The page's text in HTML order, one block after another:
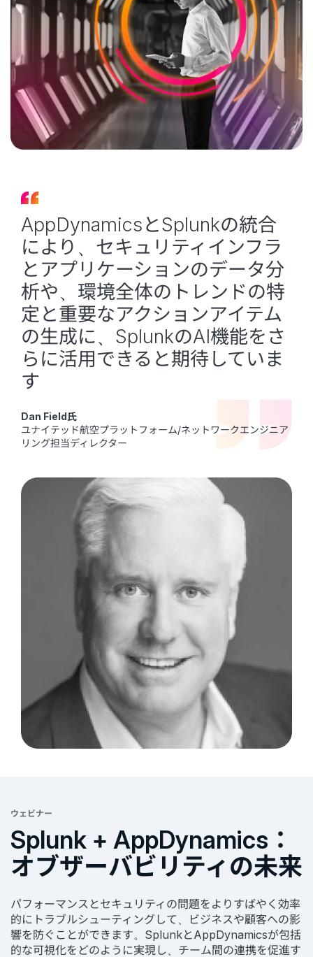
AppDynamicsとSplunkの統合
により、セキュリティインフラ
とアプリケーションのデータ分
析や、環境全体のトレンドの特
定と重要なアクションアイテム
の生成に、SplunkのAI機能をさ
らに活用できると期待していま
す
Dan Field氏
ユナイテッド航空プラットフォーム/ネットワークエンジニア
リング担当ディレクター
ウェビナー
Splunk + AppDynamics：
オブザーバビリティの未来
パフォーマンスとセキュリティの問題をよりすばやく効率
的にトラブルシューティングして、ビジネスや顧客への影
響を防ぐことができます。SplunkとAppDynamicsが包括
的な可視化をどのように実現し、チーム間の連携を促進す